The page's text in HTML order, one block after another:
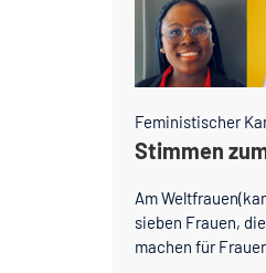
Feministischer
Stimmen
Am
sieben Frauen,
machen für